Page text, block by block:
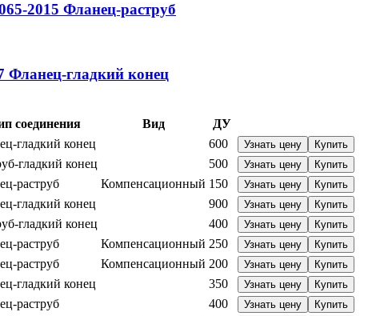
2015 Фланец-раструб
Фланец-гладкий конец
соединения Вид
ДУ
гладкий конец 600 Узнать цену Купить
гладкий конец 500 Узнать цену Купить
раструб Компенсационный 150 Узнать цену Купить
гладкий конец 900 Узнать цену Купить
гладкий конец 400 Узнать цену Купить
раструб Компенсационный 250 Узнать цену Купить
раструб Компенсационный 200 Узнать цену Купить
гладкий конец 350 Узнать цену Купить
раструб 400 Узнать цену Купить